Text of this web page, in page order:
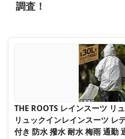
調査！
THE ROOTS レインスーツ リ
リュックインレインスーツ レ
付き 防水 撥水 耐水 梅雨 通勤